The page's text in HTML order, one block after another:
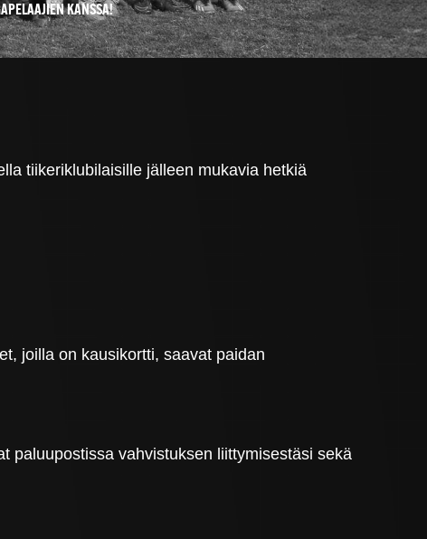
KANSSA!
tiikeriklubilaisille jälleen mukavia hetkiä
joilla on kausikortti, saavat paidan
paluupostissa vahvistuksen liittymisestäsi sekä